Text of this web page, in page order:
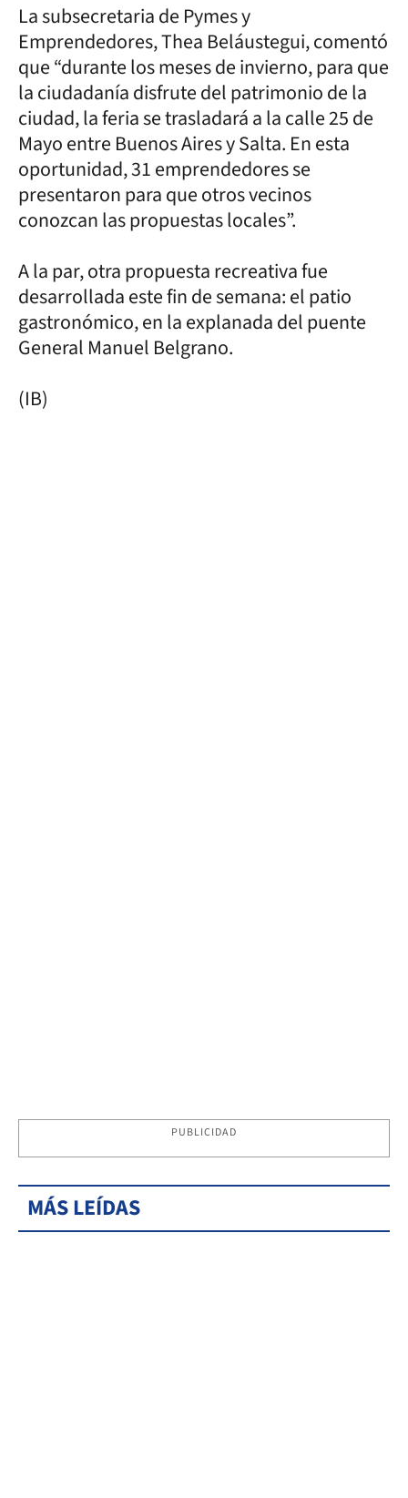
La subsecretaria de Pymes y
Emprendedores, Thea Beláustegui, comentó
que “durante los meses de invierno, para que
la ciudadanía disfrute del patrimonio de la
ciudad, la feria se trasladará a la calle 25 de
Mayo entre Buenos Aires y Salta. En esta
oportunidad, 31 emprendedores se
presentaron para que otros vecinos
conozcan las propuestas locales”.
A la par, otra propuesta recreativa fue
desarrollada este fin de semana: el patio
gastronómico, en la explanada del puente
General Manuel Belgrano.
(IB)
PUBLICIDAD
MÁS LEÍDAS